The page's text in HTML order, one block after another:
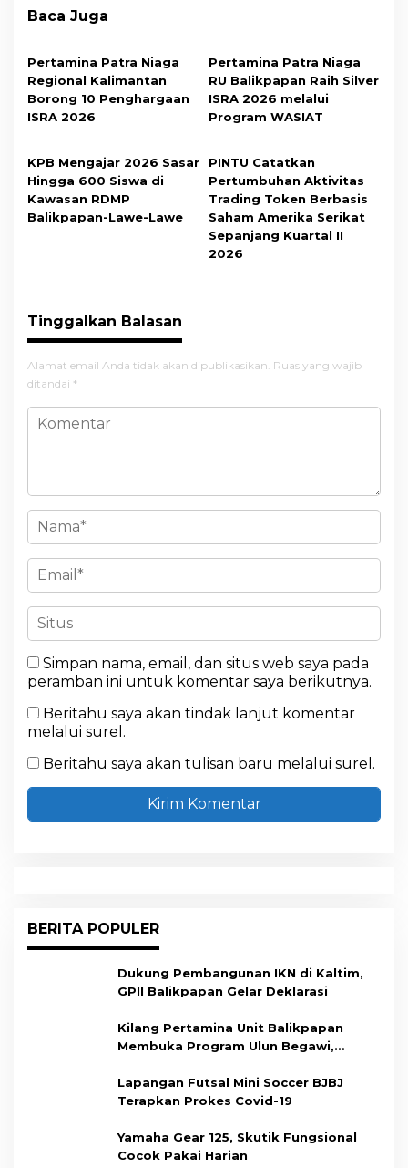
Baca Juga
Pertamina Patra Niaga
Regional Kalimantan
Borong 10 Penghargaan
ISRA 2026
Pertamina Patra Niaga
RU Balikpapan Raih Silver
ISRA 2026 melalui
Program WASIAT
KPB Mengajar 2026 Sasar
Hingga 600 Siswa di
Kawasan RDMP
Balikpapan-Lawe-Lawe
PINTU Catatkan
Pertumbuhan Aktivitas
Trading Token Berbasis
Saham Amerika Serikat
Sepanjang Kuartal II
2026
Tinggalkan Balasan
Alamat email Anda tidak akan dipublikasikan. Ruas yang wajib
ditandai *
Simpan nama, email, dan situs web saya pada
peramban ini untuk komentar saya berikutnya.
Beritahu saya akan tindak lanjut komentar
melalui surel.
Beritahu saya akan tulisan baru melalui surel.
BERITA POPULER
Dukung Pembangunan IKN di Kaltim,
GPII Balikpapan Gelar Deklarasi
Kilang Pertamina Unit Balikpapan
Membuka Program Ulun Begawi,
Lapangan Futsal Mini Soccer BJBJ
Terapkan Prokes Covid-19
Yamaha Gear 125, Skutik Fungsional
Cocok Pakai Harian